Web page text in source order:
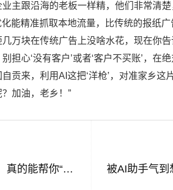
主跟沿海的老板一样精，他们非常清
能精准抓取本地流量，比传统的报纸
万块在传统广告上没啥水花，现在你
担心‘没有客户’或者‘客户不买账’，在
贡来，利用AI这把‘洋枪’，对准家乡这
加油，老乡！”
绍兴电商AI虚拟客户软件代理，真的能帮你“躺着”把生意做了？我一个绍兴老板的真实经历